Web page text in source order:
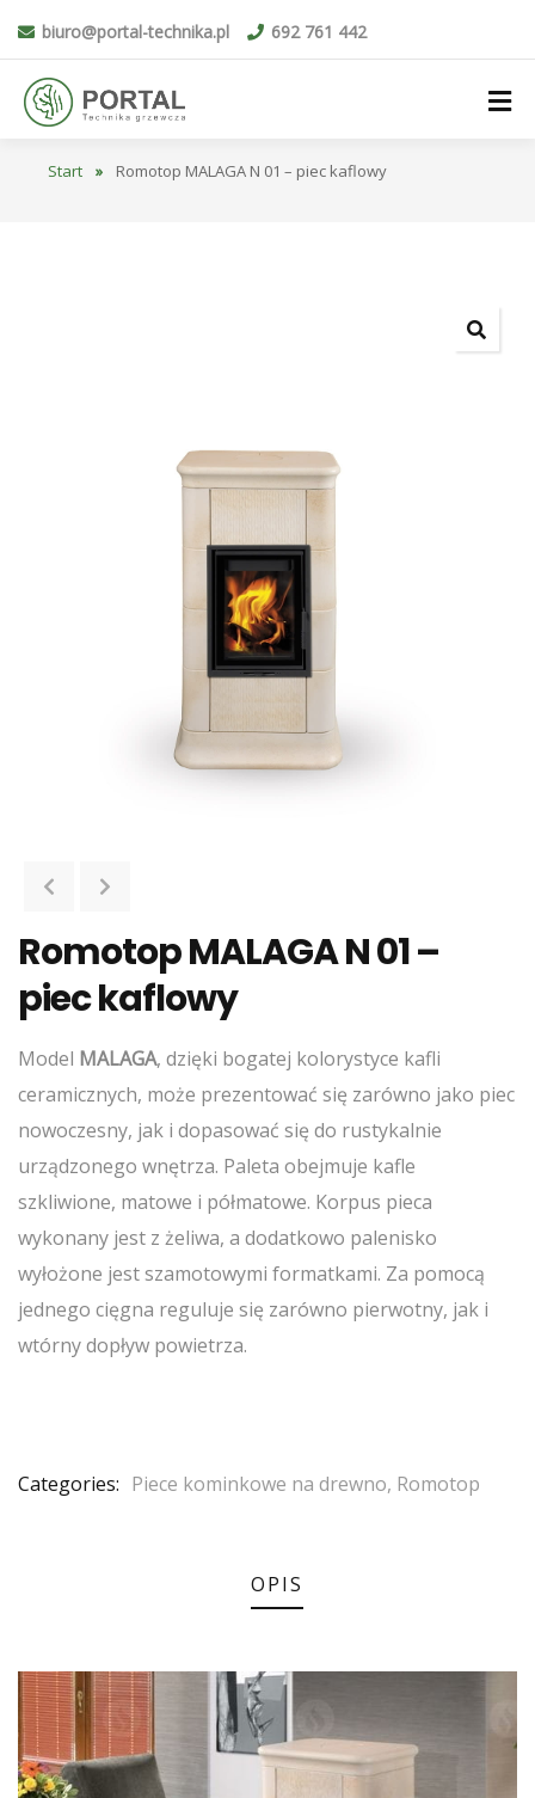
biuro@portal-technika.pl 692 761 442
Start » Romotop MALAGA N 01 – piec kaflowy
Romotop MALAGA N 01 –
piec kaflowy
Model MALAGA, dzięki bogatej kolorystyce kafli
ceramicznych, może prezentować się zarówno jako piec
nowoczesny, jak i dopasować się do rustykalnie
urządzonego wnętrza. Paleta obejmuje kafle
szkliwione, matowe i półmatowe. Korpus pieca
wykonany jest z żeliwa, a dodatkowo palenisko
wyłożone jest szamotowymi formatkami. Za pomocą
jednego cięgna reguluje się zarówno pierwotny, jak i
wtórny dopływ powietrza.
Categories: Piece kominkowe na drewno, Romotop
OPIS